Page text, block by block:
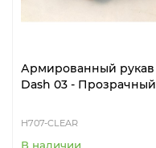
Армированный рукав
Dash 03 - Прозрачный
H707-CLEAR
В наличии